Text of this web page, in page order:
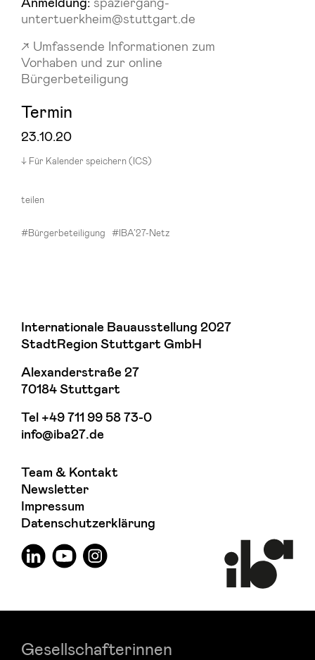
untertuerkheim@stuttgart.de
Umfassende Informationen zum
Vorhaben und zur online
Bürgerbeteiligung
Termin
23.10.20
Für Kalender speichern (ICS)
teilen
#Bürgerbeteiligung #IBA’27-Netz
Internationale Bauausstellung 2027
StadtRegion Stuttgart GmbH
Alexanderstraße 27
70184 Stuttgart
Tel +49 711 99 58 73-0
info@iba27.de
Team & Kontakt
Newsletter
Impressum
Datenschutzerklärung
Gesellschafterinnen